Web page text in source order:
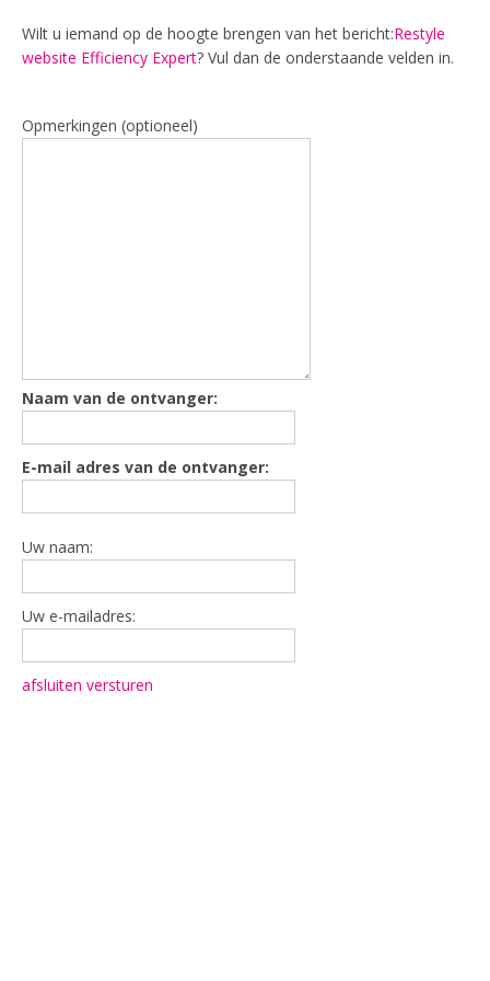
Wilt u iemand op de hoogte brengen van het bericht:Restyle
website Efficiency Expert? Vul dan de onderstaande velden in.
Opmerkingen (optioneel)
Naam van de ontvanger:
E-mail adres van de ontvanger:
Uw naam:
Uw e-mailadres:
afsluiten versturen